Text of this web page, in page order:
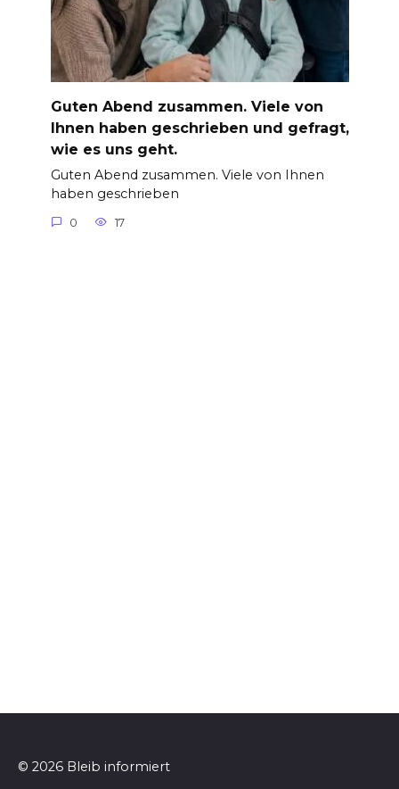
Guten Abend zusammen. Viele von
Ihnen haben geschrieben und gefragt,
wie es uns geht.
Guten Abend zusammen. Viele von Ihnen
haben geschrieben
0 17
© 2026 Bleib informiert